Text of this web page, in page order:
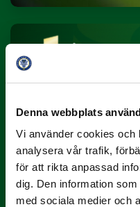
Denna webbplats
Vi använder cookies och
analysera vår trafik,
för att rikta anpassad
dig. Den information
med sociala medier och
3 JULI
Rösta på
Yttrar gör…